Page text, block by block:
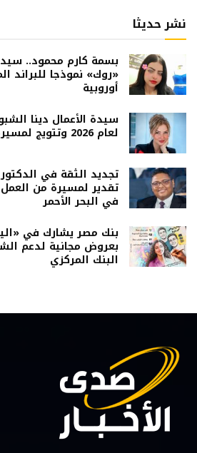
نشر حديثا
بسمة كارم محمود..
«روك» نموذجا للبراند
أوروبية
سيدة الأعمال دينا
لعام 2026 وتتويج لمسيرة من النجاح والتميز
تجديد الثقة في
تقدير لمسيرة من
في البحر الأحمر
بنك مصر يشارك في
بعروض مجانية لدعم
البنك المركزي